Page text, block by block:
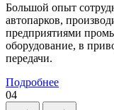
Большой опыт
автопарков,
предприятиями
оборудование, в
передачи.
Подробнее
04